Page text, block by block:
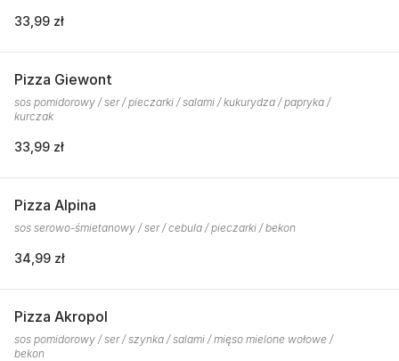
33,99 zł
Pizza Giewont
sos pomidorowy / ser / pieczarki / salami / kukurydza / papryka /
kurczak
33,99 zł
Pizza Alpina
sos serowo-śmietanowy / ser / cebula / pieczarki / bekon
34,99 zł
Pizza Akropol
sos pomidorowy / ser / szynka / salami / mięso mielone wołowe /
bekon